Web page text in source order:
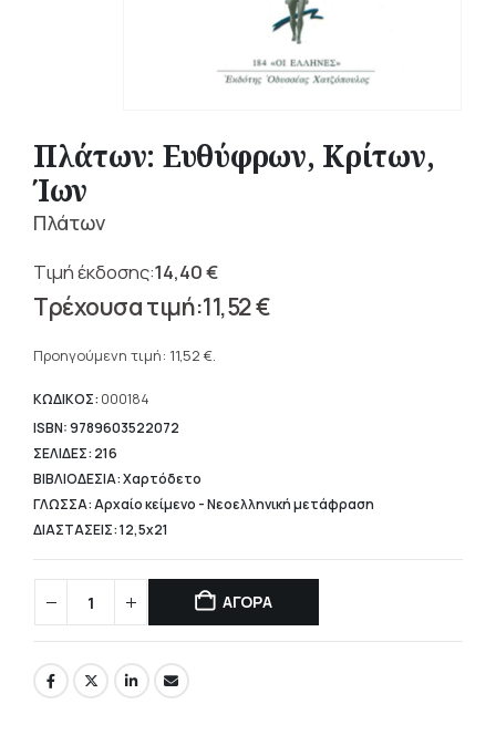
Πλάτων: Ευθύφρων, Κρίτων,
Ίων
Πλάτων
14,40€
Original
price
14,40 €.
11,52€
τρέχουσα
είναι:
11,52 €.
Προηγούμενη τιμή: 11,52 €.
ΚΩΔΙΚΟΣ: 000184
ISBN: 9789603522072
ΣΕΛΙΔΕΣ: 216
ΒΙΒΛΙΟΔΕΣΙΑ: Χαρτόδετο
ΓΛΩΣΣΑ: Αρχαίο κείμενο - Νεοελληνική μετάφραση
ΔΙΑΣΤΑΣΕΙΣ: 12,5x21
ΑΓΟΡΑ